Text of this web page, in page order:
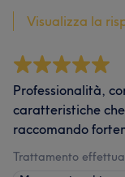
Visualizza la
Professionalità,
caratteristiche
raccomando
Trattamento